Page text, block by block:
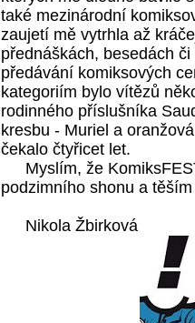
také mezinárodní
zaujetí mě vytrhla až
přednáškách, besedách
předávání komiksových
kategoriím bylo vítězů
rodinného příslušníka
kresbu - Muriel a
čekalo čtyřicet let.
Myslím, že
podzimního shonu a
Nikola Žbirková